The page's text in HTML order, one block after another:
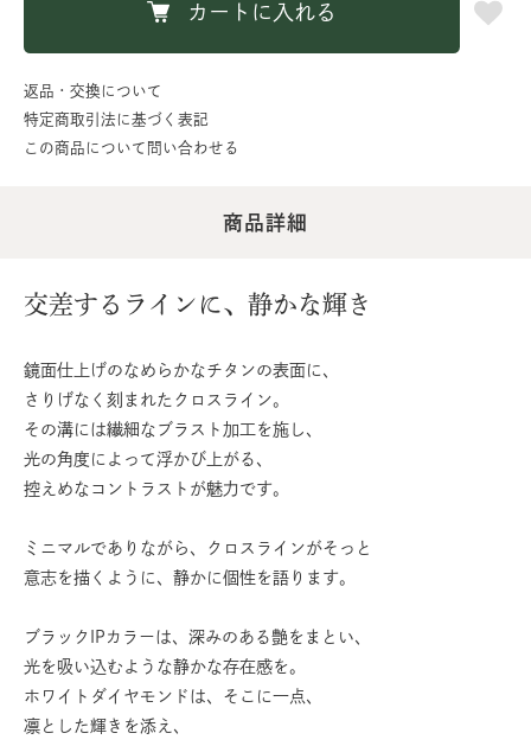
カートに入れる
返品・交換について
特定商取引法に基づく表記
この商品について問い合わせる
商品詳細
交差するラインに、静かな輝き
鏡面仕上げのなめらかなチタンの表面に、
さりげなく刻まれたクロスライン。
その溝には繊細なブラスト加工を施し、
光の角度によって浮かび上がる、
控えめなコントラストが魅力です。
ミニマルでありながら、クロスラインがそっと
意志を描くように、静かに個性を語ります。
ブラックIPカラーは、深みのある艶をまとい、
光を吸い込むような静かな存在感を。
ホワイトダイヤモンドは、そこに一点、
凛とした輝きを添え、